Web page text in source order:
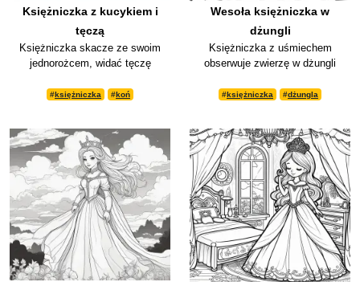
Księżniczka z kucykiem i
tęczą
Księżniczka skacze ze swoim
jednorożcem, widać tęczę
#księżniczka #koń
Wesoła księżniczka w
dżungli
Księżniczka z uśmiechem
obserwuje zwierzę w dżungli
#księżniczka #dżungla